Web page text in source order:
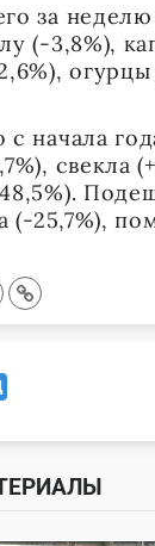
за
(-3,8%),
с начала
свекла
(-25,7%),